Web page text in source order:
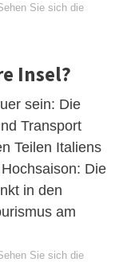
Sie sich die
Insel?
sein: Die
Transport
Teilen Italiens
Die
in den
am
Sie sich die